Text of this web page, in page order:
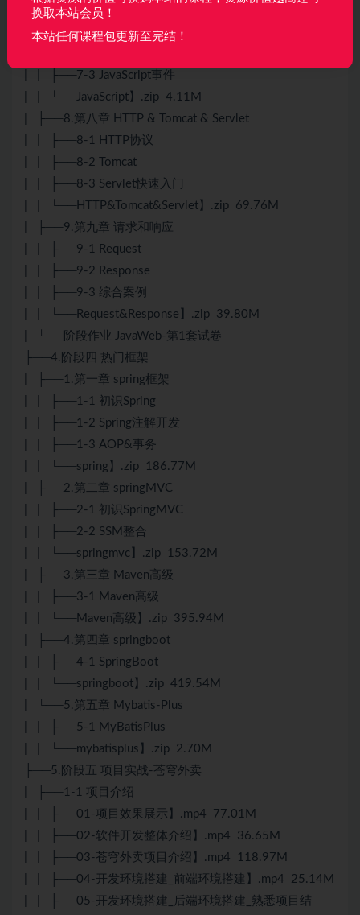
| ├──7.第七章 JavaScript
| | ├──7-1 JavaScript快速入门
| | ├──7-3 JavaScript事件
| | └──JavaScript】.zip 4.11M
| ├──8.第八章 HTTP & Tomcat & Servlet
| | ├──8-1 HTTP协议
| | ├──8-2 Tomcat
| | ├──8-3 Servlet快速入门
| | └──HTTP&Tomcat&Servlet】.zip 69.76M
| ├──9.第九章 请求和响应
| | ├──9-1 Request
| | ├──9-2 Response
| | ├──9-3 综合案例
| | └──Request&Response】.zip 39.80M
| └──阶段作业 JavaWeb-第1套试卷
├──4.阶段四 热门框架
| ├──1.第一章 spring框架
| | ├──1-1 初识Spring
| | ├──1-2 Spring注解开发
| | ├──1-3 AOP&事务
| | └──spring】.zip 186.77M
| ├──2.第二章 springMVC
| | ├──2-1 初识SpringMVC
| | ├──2-2 SSM整合
| | └──springmvc】.zip 153.72M
| ├──3.第三章 Maven高级
| | ├──3-1 Maven高级
| | └──Maven高级】.zip 395.94M
| ├──4.第四章 springboot
| | ├──4-1 SpringBoot
| | └──springboot】.zip 419.54M
| └──5.第五章 Mybatis-Plus
| | ├──5-1 MyBatisPlus
| | └──mybatisplus】.zip 2.70M
├──5.阶段五 项目实战-苍穹外卖
| ├──1-1 项目介绍
| | ├──01-项目效果展示】.mp4 77.01M
| | ├──02-软件开发整体介绍】.mp4 36.65M
| | ├──03-苍穹外卖项目介绍】.mp4 118.97M
| | ├──04-开发环境搭建_前端环境搭建】.mp4 25.14M
| | ├──05-开发环境搭建_后端环境搭建_熟悉项目结
换取本站会员！
本站任何课程包更新至完结！